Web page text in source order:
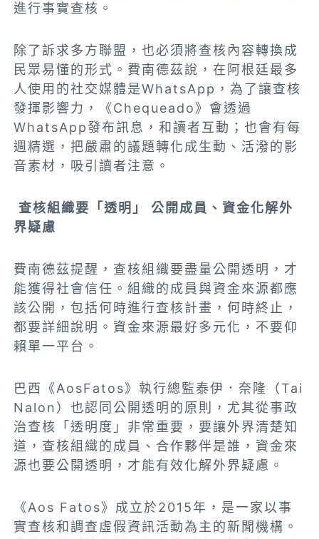
進行事實查核。
除了訴求多方聯盟，也必須將查核內容轉換成
民眾易懂的形式。費南德茲說，在阿根廷最多
人使用的社交媒體是WhatsApp，為了讓查核
發揮影響力，《Chequeado》會透過
WhatsApp發布訊息，和讀者互動；也會有每
週精選，把嚴肅的議題轉化成生動、活潑的影
音素材，吸引讀者注意。
查核組織要「透明」 公開成員、資金化解外
界疑慮
費南德茲提醒，查核組織要盡量公開透明，才
能獲得社會信任。組織的成員與資金來源都應
該公開，包括何時進行查核計畫，何時終止，
都要詳細說明。資金來源最好多元化，不要仰
賴單一平台。
巴西《AosFatos》執行總監泰伊．奈隆（Tai
Nalon）也認同公開透明的原則，尤其從事政
治查核「透明度」非常重要，要讓外界清楚知
道，查核組織的成員、合作夥伴是誰，資金來
源也要公開透明，才能有效化解外界疑慮。
《Aos Fatos》成立於2015年，是一家以事
實查核和調查虛假資訊活動為主的新聞機構。